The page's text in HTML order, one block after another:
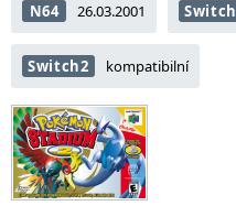
N64 26.03.2001 Switch
Switch2 kompatibilní